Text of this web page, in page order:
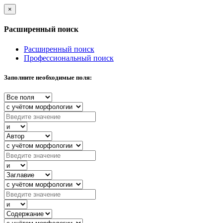
×
Расширенный поиск
Расширенный поиск
Профессиональный поиск
Заполните необходимые поля: